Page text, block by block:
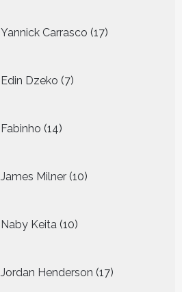
Yannick Carrasco 17
producten
Edin Dzeko 7
producten
Fabinho 14
producten
James Milner 10
producten
Naby Keita 10
producten
Jordan Henderson 17
producten